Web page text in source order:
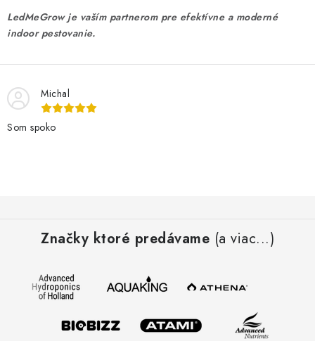
LedMeGrow je vaším partnerom pre efektívne a moderné
indoor pestovanie.
Michal
Som spoko
Značky ktoré predávame (a viac...)